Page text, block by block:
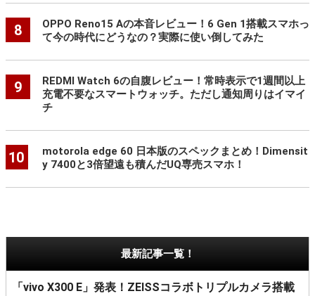
8
OPPO Reno15 Aの本音レビュー！6 Gen 1搭載スマホっ
て今の時代にどうなの？実際に使い倒してみた
9
REDMI Watch 6の自腹レビュー！常時表示で1週間以上
充電不要なスマートウォッチ。ただし通知周りはイマイ
チ
10
motorola edge 60 日本版のスペックまとめ！Dimensit
y 7400と3倍望遠も積んだUQ専売スマホ！
最新記事一覧！
「vivo X300 E」発表！ZEISSコラボトリプルカメラ搭載